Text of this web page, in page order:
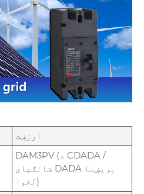
ارزښت
DAM3PV (د CDADA /
شانګهای DADA بریښنا
لخوا)